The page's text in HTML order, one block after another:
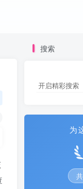
搜索
开启精彩搜索
为
共
搜索
开启精彩搜索
为
共